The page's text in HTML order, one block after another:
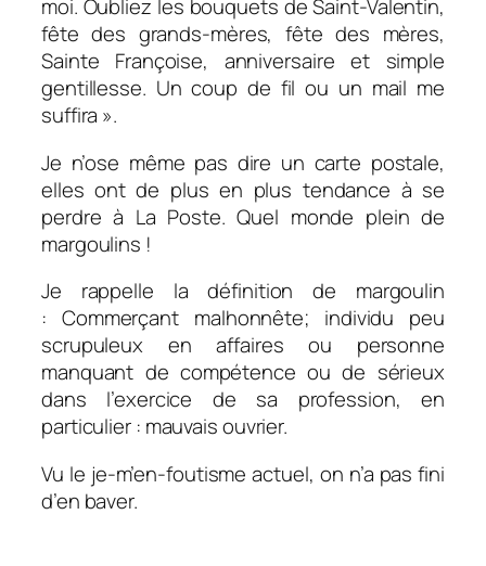
moi. Oubliez les bouquets de Saint-Valentin,
fête des grands-mères, fête des mères,
Sainte Françoise, anniversaire et simple
gentillesse. Un coup de fil ou un mail me
suffira ».
Je n’ose même pas dire un carte postale,
elles ont de plus en plus tendance à se
perdre à La Poste. Quel monde plein de
margoulins !
Je rappelle la définition de margoulin
: Commerçant malhonnête; individu peu
scrupuleux en affaires ou personne
manquant de compétence ou de sérieux
dans l’exercice de sa profession, en
particulier : mauvais ouvrier.
Vu le je-m’en-foutisme actuel, on n’a pas fini
d’en baver.